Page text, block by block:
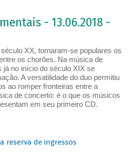
- 13.06.2018 -
XX, tornaram-se populares os
os chorões. Na música de
no início do século XIX se
A versatilidade do duo permitiu
ao romper fronteiras entre a
de concerto: é o que os músicos
em seu primeiro CD.
reserva de ingressos